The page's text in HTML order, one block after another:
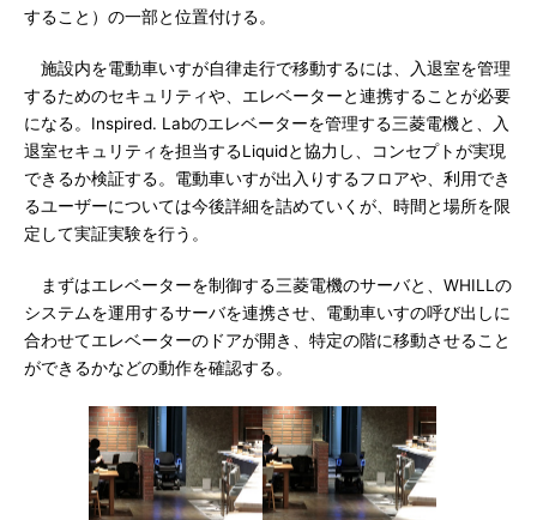
すること）の一部と位置付ける。
施設内を電動車いすが自律走行で移動するには、入退室を管理
するためのセキュリティや、エレベーターと連携することが必要
になる。Inspired. Labのエレベーターを管理する三菱電機と、入
退室セキュリティを担当するLiquidと協力し、コンセプトが実現
できるか検証する。電動車いすが出入りするフロアや、利用でき
るユーザーについては今後詳細を詰めていくが、時間と場所を限
定して実証実験を行う。
まずはエレベーターを制御する三菱電機のサーバと、WHILLの
システムを運用するサーバを連携させ、電動車いすの呼び出しに
合わせてエレベーターのドアが開き、特定の階に移動させること
ができるかなどの動作を確認する。